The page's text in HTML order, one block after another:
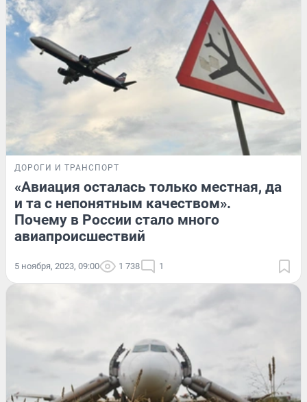
ДОРОГИ И ТРАНСПОРТ
«Авиация осталась только местная, да
и та с непонятным качеством».
Почему в России стало много
авиапроисшествий
5 ноября, 2023, 09:00 1 738 1